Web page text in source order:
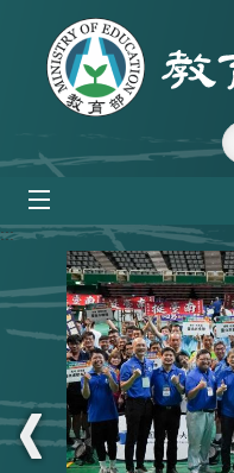
跳到主要內容區塊
:::